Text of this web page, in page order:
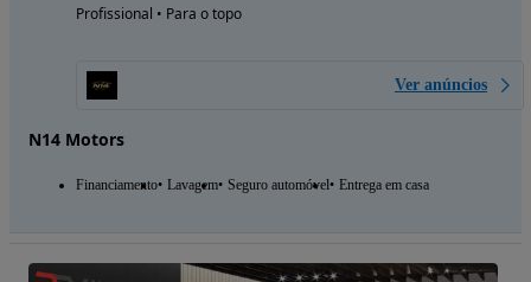
Profissional • Para o topo
Ver anúncios
N14 Motors
Financiamento Lavagem Seguro automóvel Entrega em casa